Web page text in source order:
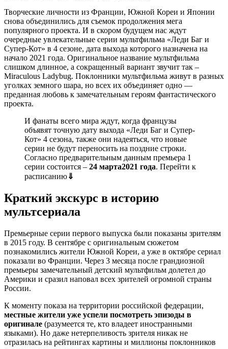
Творческие личности из Франции, Южной Кореи и Японии
снова объединились для съемок продолжения мега
популярного проекта. И в скором будущем нас ждут
очередные увлекательные серии мультфильма «Леди Баг и
Супер-Кот» в 4 сезоне, дата выхода которого назначена на
начало 2021 года. Оригинальное название мультфильма
слишком длинное, а сокращенный вариант звучит так –
Miraculous Ladybug. Поклонники мультфильма живут в разных
уголках земного шара, но всех их объединяет одно —
преданная любовь к замечательным героям фантастического
проекта.
И фанаты всего мира ждут, когда французы
объявят точную дату выхода «Леди Баг и Супер-
Кот» 4 сезона, также они надеяться, что новые
серии не будут переносить на поздние строки.
Согласно предварительным данным премьера 1
серии состоится – 24 марта2021 года. Перейти к
расписанию⇓
Краткий экскурс в историю
мультсериала
Премьерные серии первого выпуска были показаны зрителям
в 2015 году. В сентябре с оригинальным сюжетом
познакомились жители Южной Кореи, а уже в октябре сериал
показали во Франции. Через 3 месяца после грандиозной
премьеры замечательный детский мультфильм долетел до
Америки и сразил наповал всех зрителей огромной страны
России.
К моменту показа на территории российской федерации,
местные жители уже успели посмотреть эпизоды в
оригинале (разумеется те, кто владеет иностранными
языками). Но даже нетерпеливость зрителя никак не
отразилась на рейтингах картины и миллионы поклонников